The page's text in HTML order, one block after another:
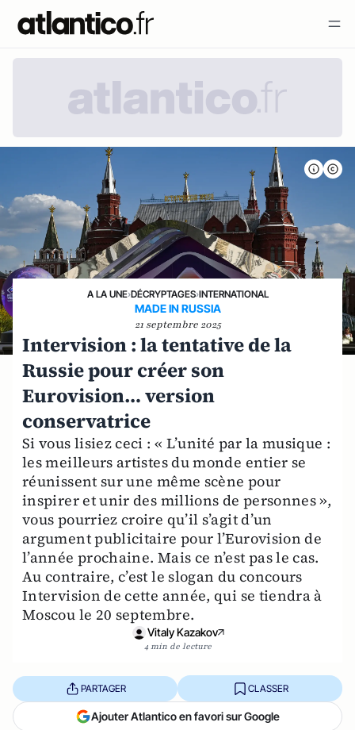
A LA UNE›DÉCRYPTAGES›INTERNATIONAL
MADE IN RUSSIA
21 septembre 2025
Intervision : la tentative de la
Russie pour créer son
Eurovision… version
conservatrice
Si vous lisiez ceci : « L’unité par la musique :
les meilleurs artistes du monde entier se
réunissent sur une même scène pour
inspirer et unir des millions de personnes »,
vous pourriez croire qu’il s’agit d’un
argument publicitaire pour l’Eurovision de
l’année prochaine. Mais ce n’est pas le cas.
Au contraire, c’est le slogan du concours
Intervision de cette année, qui se tiendra à
Moscou le 20 septembre.
Vitaly Kazakov
4 min de lecture
PARTAGER CLASSER
Ajouter Atlantico en favori sur Google